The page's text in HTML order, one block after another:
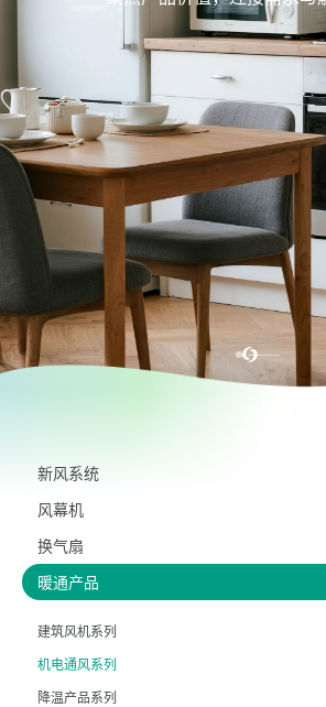
新风系统
风幕机
换气扇
暖通产品
建筑风机系列
机电通风系列
降温产品系列